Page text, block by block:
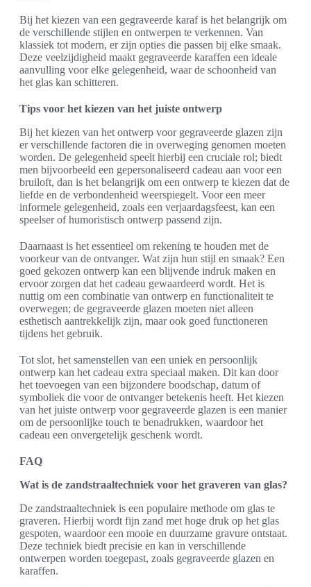
Bij het kiezen van een gegraveerde karaf is het belangrijk om
de verschillende stijlen en ontwerpen te verkennen. Van
klassiek tot modern, er zijn opties die passen bij elke smaak.
Deze veelzijdigheid maakt gegraveerde karaffen een ideale
aanvulling voor elke gelegenheid, waar de schoonheid van
het glas kan schitteren.
Tips voor het kiezen van het juiste ontwerp
Bij het kiezen van het ontwerp voor gegraveerde glazen zijn
er verschillende factoren die in overweging genomen moeten
worden. De gelegenheid speelt hierbij een cruciale rol; biedt
men bijvoorbeeld een gepersonaliseerd cadeau aan voor een
bruiloft, dan is het belangrijk om een ontwerp te kiezen dat de
liefde en de verbondenheid weerspiegelt. Voor een meer
informele gelegenheid, zoals een verjaardagsfeest, kan een
speelser of humoristisch ontwerp passend zijn.
Daarnaast is het essentieel om rekening te houden met de
voorkeur van de ontvanger. Wat zijn hun stijl en smaak? Een
goed gekozen ontwerp kan een blijvende indruk maken en
ervoor zorgen dat het cadeau gewaardeerd wordt. Het is
nuttig om een combinatie van ontwerp en functionaliteit te
overwegen; de gegraveerde glazen moeten niet alleen
esthetisch aantrekkelijk zijn, maar ook goed functioneren
tijdens het gebruik.
Tot slot, het samenstellen van een uniek en persoonlijk
ontwerp kan het cadeau extra speciaal maken. Dit kan door
het toevoegen van een bijzondere boodschap, datum of
symboliek die voor de ontvanger betekenis heeft. Het kiezen
van het juiste ontwerp voor gegraveerde glazen is een manier
om de persoonlijke touch te benadrukken, waardoor het
cadeau een onvergetelijk geschenk wordt.
FAQ
Wat is de zandstraaltechniek voor het graveren van glas?
De zandstraaltechniek is een populaire methode om glas te
graveren. Hierbij wordt fijn zand met hoge druk op het glas
gespoten, waardoor een mooie en duurzame gravure ontstaat.
Deze techniek biedt precisie en kan in verschillende
ontwerpen worden toegepast, zoals gegraveerde glazen en
karaffen.